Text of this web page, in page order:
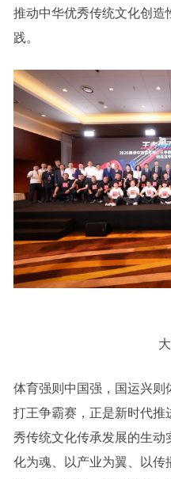
推动中华优秀传统文化创
践。
体育强则中国强，国运兴则
打王争霸赛，正是新时代
秀传统文化传承发展的生动
化为魂、以产业为翼、以传